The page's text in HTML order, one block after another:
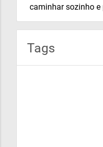
caminhar sozinho
Tags